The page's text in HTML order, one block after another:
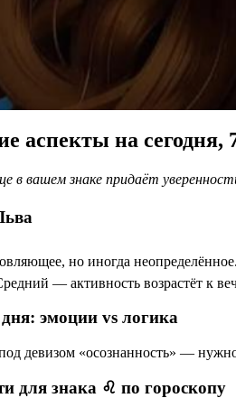
аспекты на сегодня,
в вашем знаке придаёт
но иногда
— активность возрастёт к
эмоции vs логика
девизом «осознанность» —
для знака ♌ по гороскопу